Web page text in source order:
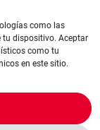
como las
tu dispositivo. Aceptar
como tu
en este sitio.